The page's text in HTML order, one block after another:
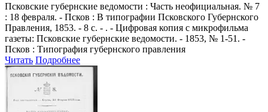
Псковские губернские ведомости : Часть неофициальная. № 7
: 18 февраля. - Псков : В типографии Псковского Губернского
Правления, 1853. - 8 с. - . - Цифровая копия с микрофильма
газеты: Псковские губернские ведомости. - 1853, № 1-51. -
Псков : Типография губернского правления
Читать Подробнее